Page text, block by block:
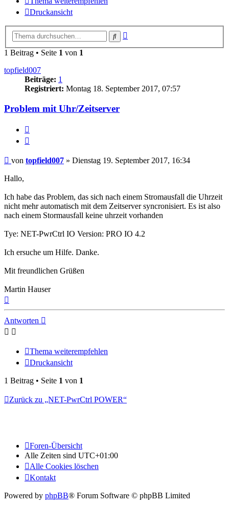
Druckansicht
Suche
1 Beitrag • Seite 1 von 1
topfield007
Beiträge: 1
Registriert: Montag 18. September 2017, 07:57
Problem mit Uhr/Zeitserver
Beitrag
von topfield007 » Dienstag 19. September 2017, 16:34
Hallo,
Ich habe das Problem, das sich nach einem Stromausfall die Uhrzeit
nicht mehr automatisch mit dem Zeitserver syncronisiert. Es ist also
nach einem Stormausfall keine uhrzeit vorhanden
Tye: NET-PwrCtrl IO Version: PRO IO 4.2
Ich ersuche um Hilfe. Danke.
Mit freundlichen Grüßen
Martin Hauser
Antworten
Thema weiterempfehlen
Druckansicht
1 Beitrag • Seite 1 von 1
Zurück zu „NET-PwrCtrl POWER“
Foren-Übersicht
Alle Zeiten sind UTC+01:00
Alle Cookies löschen
Kontakt
Powered by phpBB® Forum Software © phpBB Limited